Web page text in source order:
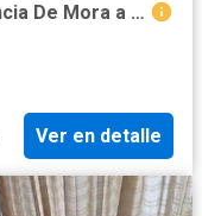
Departamento en venta en Florencia De Mora a S/132,642
Ver en detalle